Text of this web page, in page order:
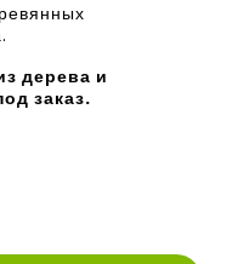
дерева и
заказ.